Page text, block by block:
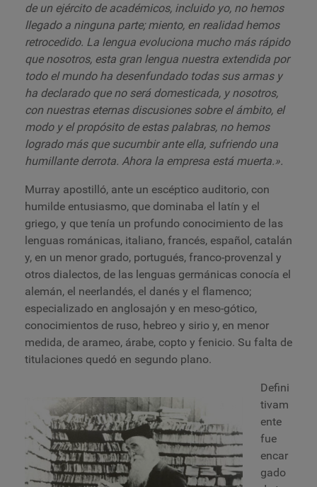
de un ejército de académicos, incluido yo, no hemos
llegado a ninguna parte; miento, en realidad hemos
retrocedido. La lengua evoluciona mucho más rápido
que nosotros, esta gran lengua nuestra extendida por
todo el mundo ha desenfundado todas sus armas y
ha declarado que no será domesticada, y nosotros,
con nuestras eternas discusiones sobre el ámbito, el
modo y el propósito de estas palabras, no hemos
logrado más que sucumbir ante ella, sufriendo una
humillante derrota. Ahora la empresa está muerta.».
Murray apostilló, ante un escéptico auditorio, con
humilde entusiasmo, que dominaba el latín y el
griego, y que tenía un profundo conocimiento de las
lenguas románicas, italiano, francés, español, catalán
y, en un menor grado, portugués, franco-provenzal y
otros dialectos, de las lenguas germánicas conocía el
alemán, el neerlandés, el danés y el flamenco;
especializado en anglosajón y en meso-gótico,
conocimientos de ruso, hebreo y sirio y, en menor
medida, de arameo, árabe, copto y fenicio. Su falta de
titulaciones quedó en segundo plano.
Defini
tivam
ente
fue
encar
gado